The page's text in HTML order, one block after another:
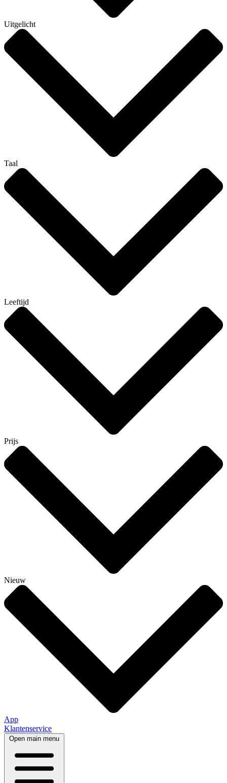
Uitgelicht
Taal
Leeftijd
Prijs
Nieuw
App
Klantenservice
Open main menu